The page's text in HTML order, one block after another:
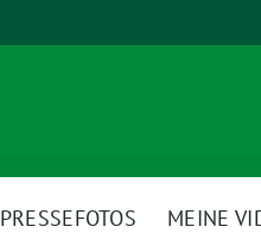
PRESSEFOTOS MEINE